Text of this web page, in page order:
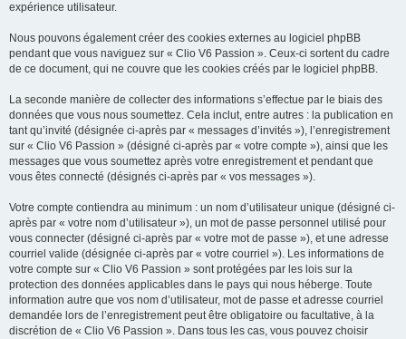
expérience utilisateur.
Nous pouvons également créer des cookies externes au logiciel phpBB
pendant que vous naviguez sur « Clio V6 Passion ». Ceux-ci sortent du cadre
de ce document, qui ne couvre que les cookies créés par le logiciel phpBB.
La seconde manière de collecter des informations s’effectue par le biais des
données que vous nous soumettez. Cela inclut, entre autres : la publication en
tant qu’invité (désignée ci-après par « messages d’invités »), l’enregistrement
sur « Clio V6 Passion » (désigné ci-après par « votre compte »), ainsi que les
messages que vous soumettez après votre enregistrement et pendant que
vous êtes connecté (désignés ci-après par « vos messages »).
Votre compte contiendra au minimum : un nom d’utilisateur unique (désigné ci-
après par « votre nom d’utilisateur »), un mot de passe personnel utilisé pour
vous connecter (désigné ci-après par « votre mot de passe »), et une adresse
courriel valide (désignée ci-après par « votre courriel »). Les informations de
votre compte sur « Clio V6 Passion » sont protégées par les lois sur la
protection des données applicables dans le pays qui nous héberge. Toute
information autre que vos nom d’utilisateur, mot de passe et adresse courriel
demandée lors de l’enregistrement peut être obligatoire ou facultative, à la
discrétion de « Clio V6 Passion ». Dans tous les cas, vous pouvez choisir